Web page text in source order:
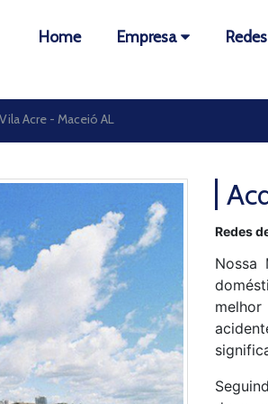
Home Empresa
Acre - Maceió AL
Redes
Nossa